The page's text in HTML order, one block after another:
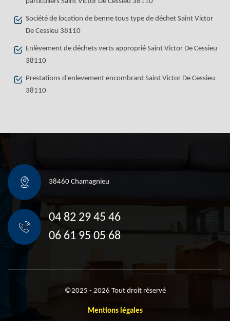
Société de location de benne tous type de déchet Saint Victor
De Cessieu 38110
Enlèvement de déchets verts approprié Saint Victor De Cessieu
38110
Prestations d'enlevement encombrant Saint Victor De Cessieu
38110
38460 Chamagnieu
04 82 29 45 46
06 61 95 05 68
©2025 - 2026 Tout droit réservé
Mentions légales